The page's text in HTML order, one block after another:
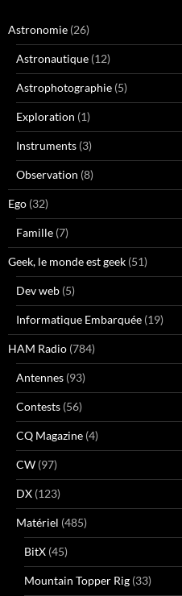
Astronomie (26)
Astronautique (12)
Astrophotographie (5)
Exploration (1)
Instruments (3)
Observation (8)
Ego (32)
Famille (7)
Geek, le monde est geek (51)
Dev web (5)
Informatique Embarquée (19)
HAM Radio (784)
Antennes (93)
Contests (56)
CQ Magazine (4)
CW (97)
DX (123)
Matériel (485)
BitX (45)
Mountain Topper Rig (33)